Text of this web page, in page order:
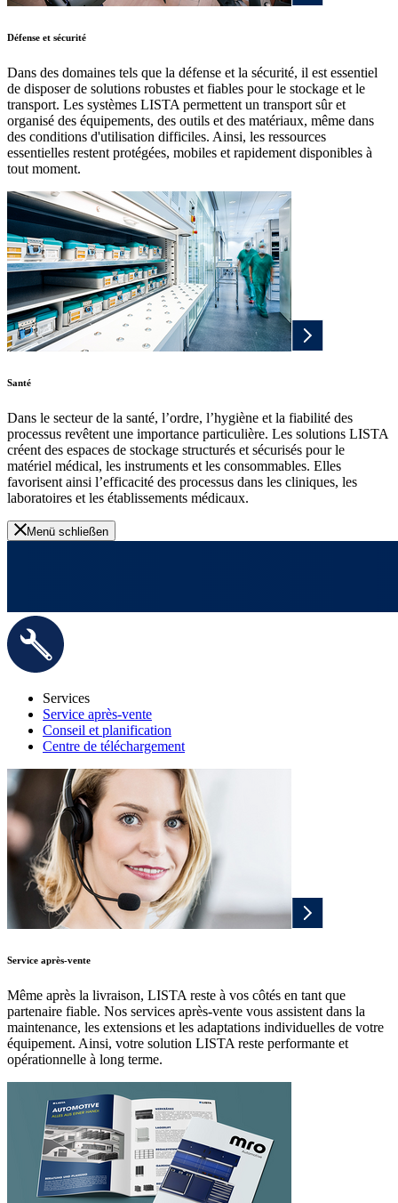
Défense et sécurité
Dans des domaines tels que la défense et la sécurité, il est essentiel
de disposer de solutions robustes et fiables pour le stockage et le
transport. Les systèmes LISTA permettent un transport sûr et
organisé des équipements, des outils et des matériaux, même dans
des conditions d'utilisation difficiles. Ainsi, les ressources
essentielles restent protégées, mobiles et rapidement disponibles à
tout moment.
Santé
Dans le secteur de la santé, l’ordre, l’hygiène et la fiabilité des
processus revêtent une importance particulière. Les solutions LISTA
créent des espaces de stockage structurés et sécurisés pour le
matériel médical, les instruments et les consommables. Elles
favorisent ainsi l’efficacité des processus dans les cliniques, les
laboratoires et les établissements médicaux.
Menü schließen
Services
Service après-vente
Conseil et planification
Centre de téléchargement
Service après-vente
Même après la livraison, LISTA reste à vos côtés en tant que
partenaire fiable. Nos services après-vente vous assistent dans la
maintenance, les extensions et les adaptations individuelles de votre
équipement. Ainsi, votre solution LISTA reste performante et
opérationnelle à long terme.